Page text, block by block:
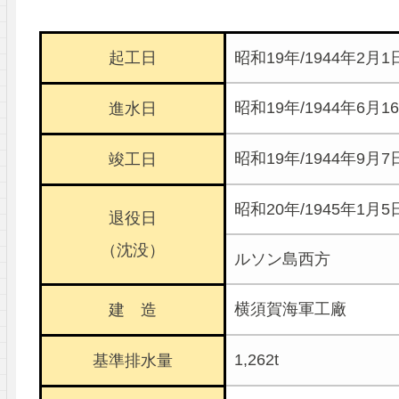
起工日 昭和19年/1944年2月1
進水日 昭和19年/1944年6月
竣工日 昭和19年/1944年9月7
退役日
（沈没）
昭和20年/1945年1月5
ルソン島西方
建 造 横須賀海軍工廠
基準排水量 1,262t